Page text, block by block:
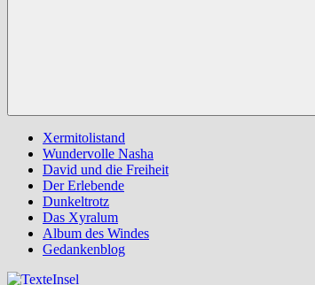
Xermitolistand
Wundervolle Nasha
David und die Freiheit
Der Erlebende
Dunkeltrotz
Das Xyralum
Album des Windes
Gedankenblog